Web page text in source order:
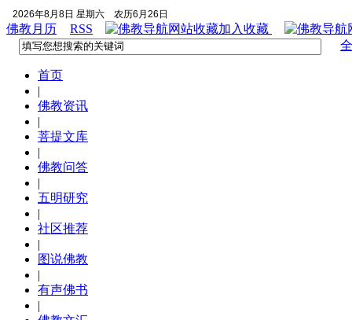
2026年8月8日 星期六 农历6月26日
佛教月历 RSS
加入收藏
首页
|
佛教资讯
|
菩提文库
|
佛教问答
|
五明研究
|
社区推荐
|
图说佛教
|
有声佛书
|